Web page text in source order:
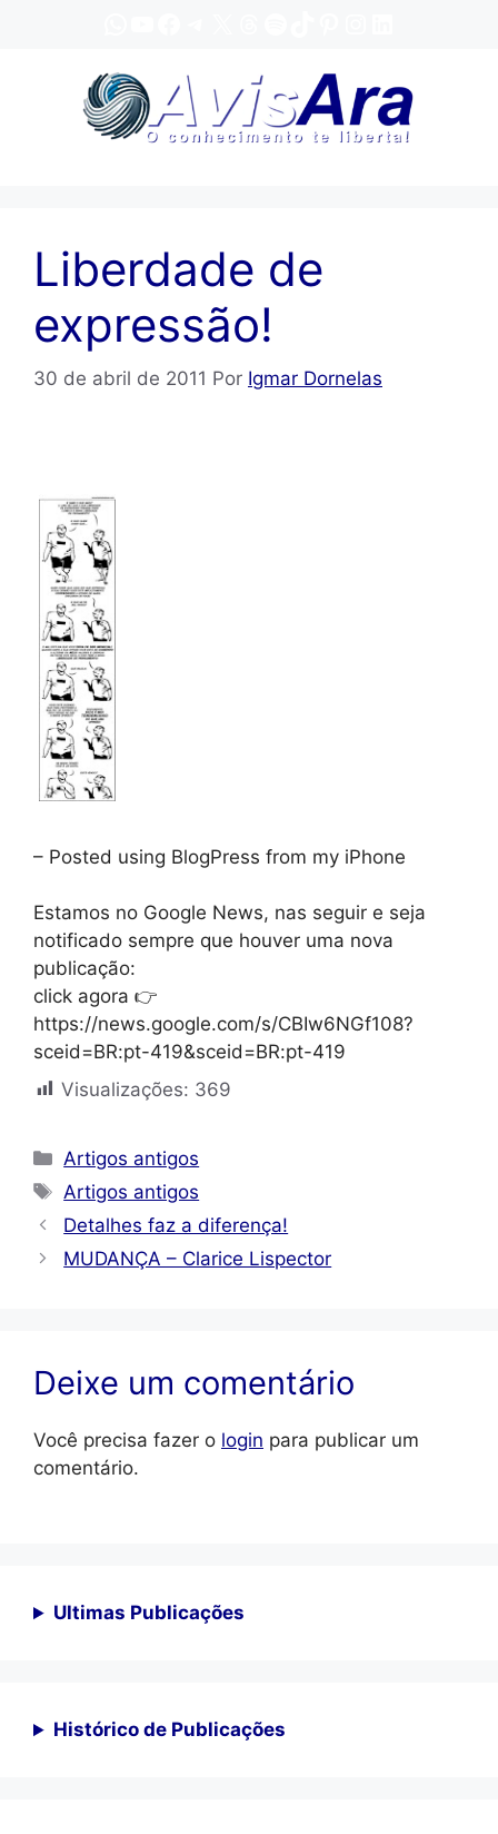
Liberdade de
expressão!
30 de abril de 2011 Por Igmar Dornelas
– Posted using BlogPress from my iPhone
Estamos no Google News, nas seguir e seja
notificado sempre que houver uma nova
publicação:
click agora 👉
https://news.google.com/s/CBIw6NGf108?
sceid=BR:pt-419&sceid=BR:pt-419
Visualizações: 369
Categorias
Artigos antigos
Tags
Artigos antigos
Detalhes faz a diferença!
MUDANÇA – Clarice Lispector
Deixe um comentário
Você precisa fazer o login para publicar um
comentário.
Ultimas Publicações
Histórico de Publicações